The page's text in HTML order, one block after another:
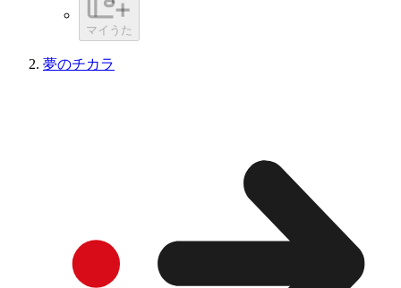
マイうた
夢のチカラ